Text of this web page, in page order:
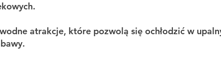
atrakcje, które pozwolą się ochłodzić w